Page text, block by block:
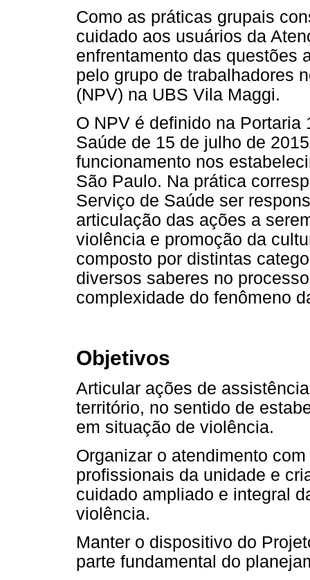
Como as práticas grupais
cuidado aos usuários da
enfrentamento das questões
pelo grupo de trabalhadores
(NPV) na UBS Vila Maggi.
O NPV é definido na
Saúde de 15 de julho de
funcionamento nos
São Paulo. Na prática
Serviço de Saúde ser
articulação das ações a
violência e promoção da
composto por distintas
diversos saberes no
complexidade do fenômeno
Objetivos
Articular ações de
território, no sentido de
em situação de violência.
Organizar o atendimento
profissionais da unidade e
cuidado ampliado e integral
violência.
Manter o dispositivo do
parte fundamental do